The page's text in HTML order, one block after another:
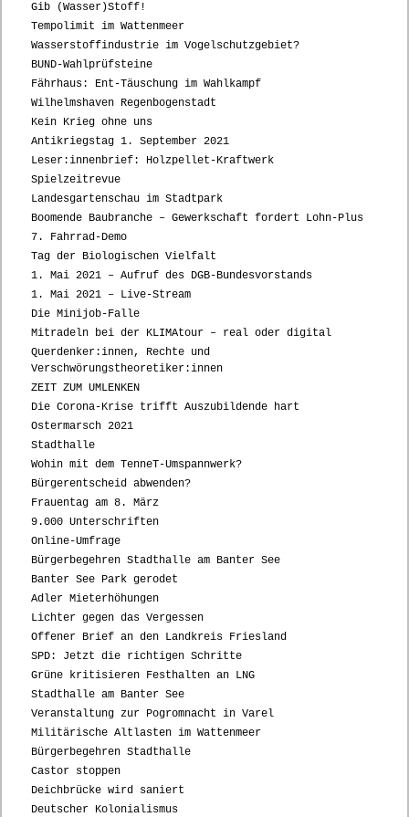
Gib (Wasser)Stoff!
Tempolimit im Wattenmeer
Wasserstoffindustrie im Vogelschutzgebiet?
BUND-Wahlprüfsteine
Fährhaus: Ent-Täuschung im Wahlkampf
Wilhelmshaven Regenbogenstadt
Kein Krieg ohne uns
Antikriegstag 1. September 2021
Leser:innenbrief: Holzpellet-Kraftwerk
Spielzeitrevue
Landesgartenschau im Stadtpark
Boomende Baubranche – Gewerkschaft fordert Lohn-Plus
7. Fahrrad-Demo
Tag der Biologischen Vielfalt
1. Mai 2021 – Aufruf des DGB-Bundesvorstands
1. Mai 2021 – Live-Stream
Die Minijob-Falle
Mitradeln bei der KLIMAtour – real oder digital
Querdenker:innen, Rechte und
Verschwörungstheoretiker:innen
ZEIT ZUM UMLENKEN
Die Corona-Krise trifft Auszubildende hart
Ostermarsch 2021
Stadthalle
Wohin mit dem TenneT-Umspannwerk?
Bürgerentscheid abwenden?
Frauentag am 8. März
9.000 Unterschriften
Online-Umfrage
Bürgerbegehren Stadthalle am Banter See
Banter See Park gerodet
Adler Mieterhöhungen
Lichter gegen das Vergessen
Offener Brief an den Landkreis Friesland
SPD: Jetzt die richtigen Schritte
Grüne kritisieren Festhalten an LNG
Stadthalle am Banter See
Veranstaltung zur Pogromnacht in Varel
Militärische Altlasten im Wattenmeer
Bürgerbegehren Stadthalle
Castor stoppen
Deichbrücke wird saniert
Deutscher Kolonialismus